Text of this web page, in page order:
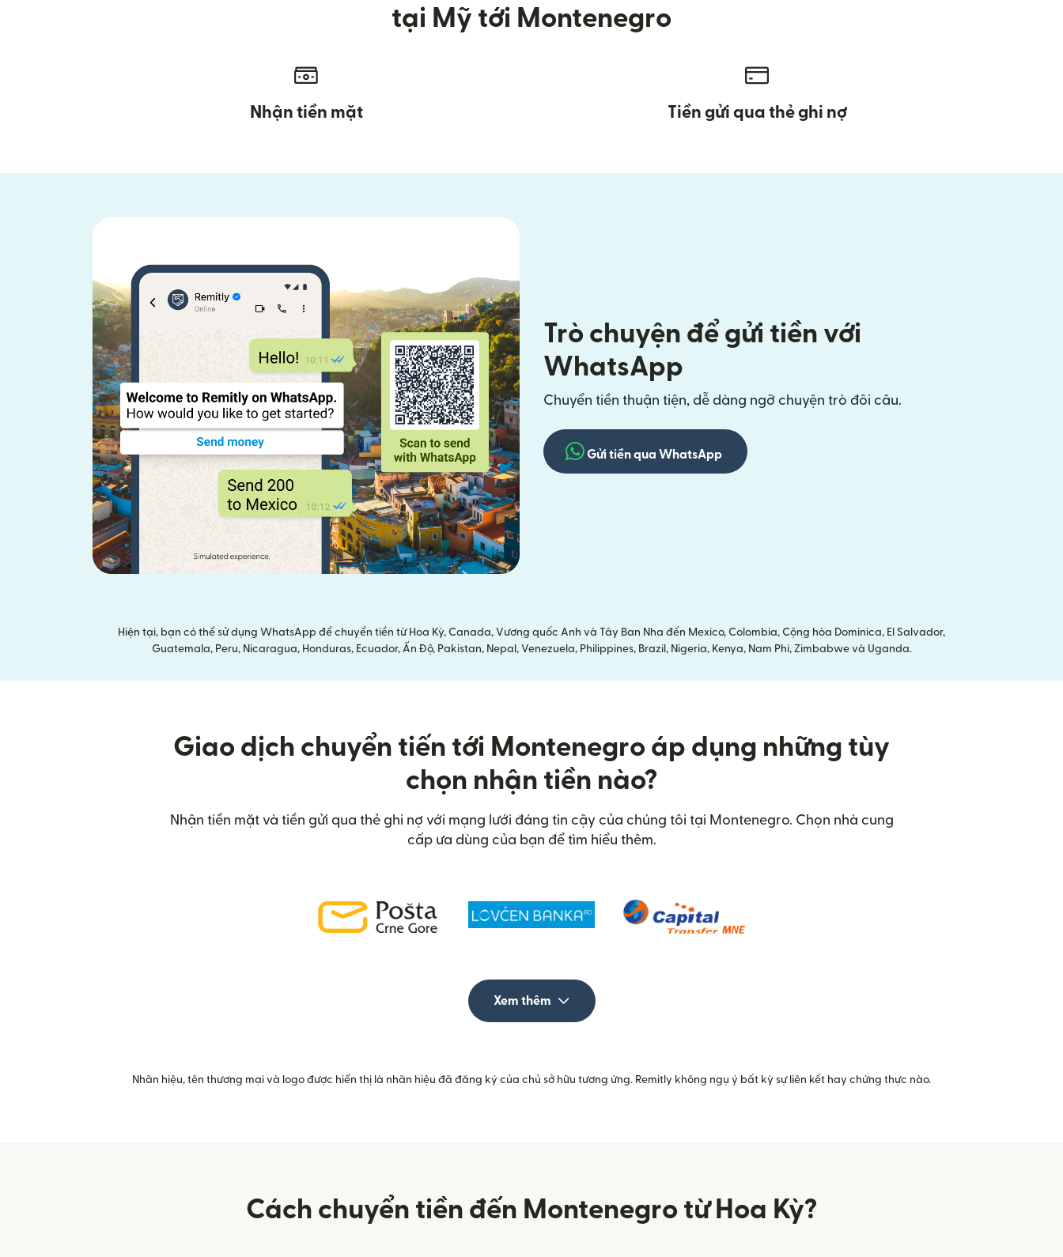
tại Mỹ tới Montenegro
Nhận tiền mặt Tiền gửi qua thẻ ghi nợ
Trò chuyện để gửi tiền với
WhatsApp
Chuyển tiền thuận tiện, dễ dàng ngỡ chuyện trò đôi câu.
Gửi tiền qua WhatsApp
Hiện tại, bạn có thể sử dụng WhatsApp để chuyển tiền từ Hoa Kỳ, Canada, Vương quốc Anh và Tây Ban Nha đến Mexico, Colombia, Cộng hòa Dominica, El Salvador,
Guatemala, Peru, Nicaragua, Honduras, Ecuador, Ấn Độ, Pakistan, Nepal, Venezuela, Philippines, Brazil, Nigeria, Kenya, Nam Phi, Zimbabwe và Uganda.
Giao dịch chuyển tiến tới Montenegro áp dụng những tùy
chọn nhận tiền nào?
Nhận tiền mặt và tiền gửi qua thẻ ghi nợ với mạng lưới đáng tin cậy của chúng tôi tại Montenegro. Chọn nhà cung
cấp ưa dùng của bạn để tìm hiểu thêm.
Xem thêm
Nhãn hiệu, tên thương mại và logo được hiển thị là nhãn hiệu đã đăng ký của chủ sở hữu tương ứng. Remitly không ngụ ý bất kỳ sự liên kết hay chứng thực nào.
Cách chuyển tiền đến Montenegro từ Hoa Kỳ?